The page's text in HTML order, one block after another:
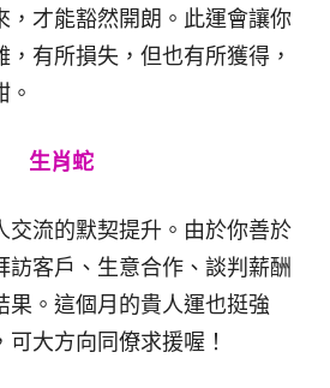
，才能豁然開朗。此運會讓你
有所損失，但也有所獲得，
。
生肖蛇
交流的默契提升。由於你善於
訪客戶、生意合作、談判薪酬
果。這個月的貴人運也挺強
大方向同僚求援喔！